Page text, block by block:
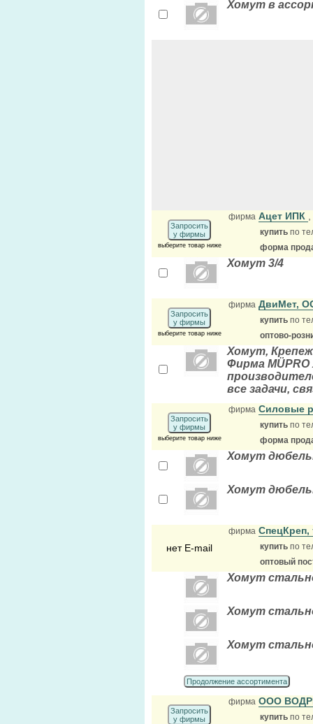
Хомут в
Запросить
у фирмы
выберите товар ниже
фирма Ацет ИПК
купить по
форма
Хомут 3/4
Запросить
у фирмы
выберите товар ниже
фирма ДвиМет,
купить по
оптово-
Хомут,
Фирма
все задачи,
Запросить
у фирмы
выберите товар ниже
фирма Силовые
купить по
форма
Хомут
Хомут
нет E-mail
фирма
купить по
оптовый
Хомут
Хомут
Хомут
Продолжение ассортимента
Запросить
у фирмы
фирма ООО
купить по